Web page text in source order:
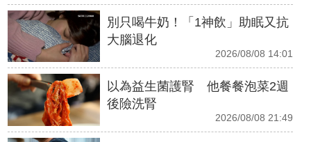
別只喝牛奶！「1神飲」助眠又抗
大腦退化
2026/08/08 14:01
以為益生菌護腎 他餐餐泡菜2週
後險洗腎
2026/08/08 21:49